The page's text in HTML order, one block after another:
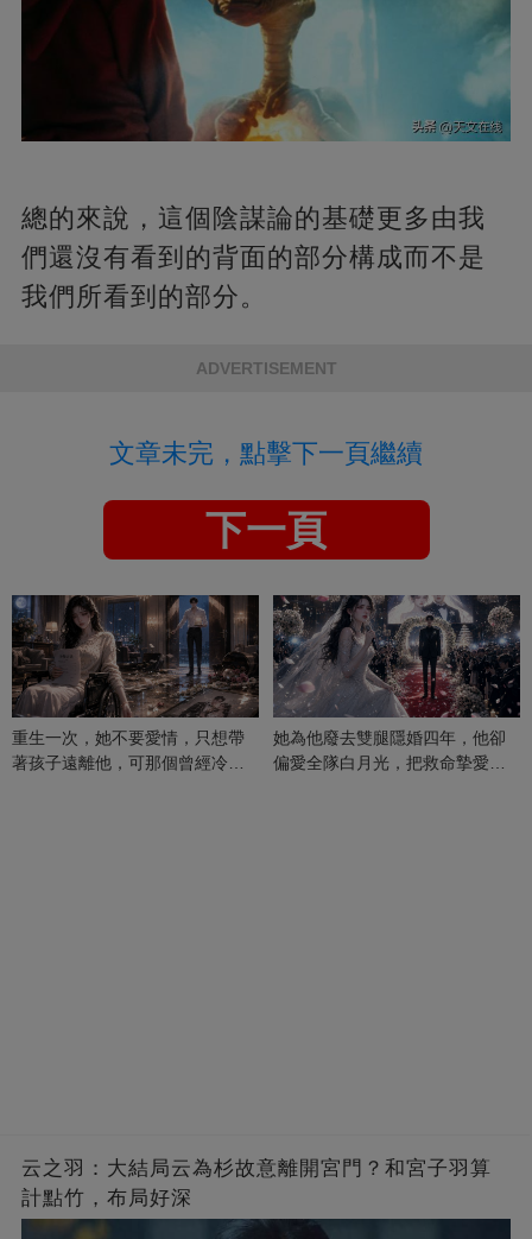
總的來說，這個陰謀論的基礎更多由我
們還沒有看到的背面的部分構成而不是
我們所看到的部分。
ADVERTISEMENT
文章未完，點擊下一頁繼續
下一頁
重生一次，她不要愛情，只想帶
著孩子遠離他，可那個曾經冷漠
她為他廢去雙腿隱婚四年，他卻
偏愛全隊白月光，把救命摯愛當
云之羽：大結局云為杉故意離開宮門？和宮子羽算
計點竹，布局好深